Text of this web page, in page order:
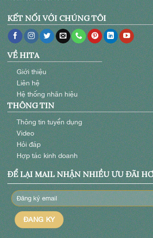
KẾT NỐI VỚI CHÚNG TÔI
VỀ HITA
Giới thiệu
Liên hệ
Hệ thống nhãn hiệu
THÔNG TIN
Thông tin tuyển dụng
Video
Hỏi đáp
Hợp tác kinh doanh
ĐỂ LẠI MAIL NHẬN NHIỀU ƯU ĐÃI